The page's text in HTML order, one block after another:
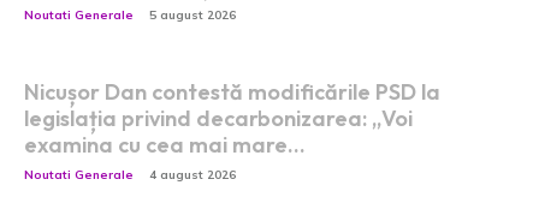
Noutati Generale 5 august 2026
Nicușor Dan contestă modificările PSD la
legislația privind decarbonizarea: „Voi
examina cu cea mai mare…
Noutati Generale 4 august 2026